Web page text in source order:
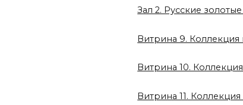
Зал 2. Русские
Витрина 9.
Витрина 10.
Витрина 11.